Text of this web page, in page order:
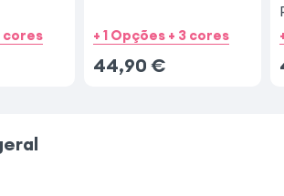
cores + 1 Opções + 3 cores
44,90 €